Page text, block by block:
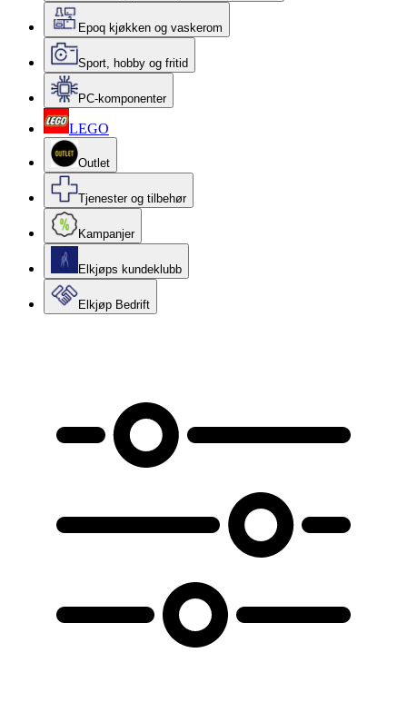
Epoq kjøkken og vaskerom
Sport, hobby og fritid
PC-komponenter
LEGO
Outlet
Tjenester og tilbehør
Kampanjer
Elkjøps kundeklubb
Elkjøp Bedrift